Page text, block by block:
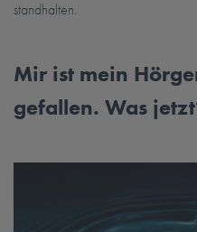
standhalten.
Mir ist mein
gefallen. Was